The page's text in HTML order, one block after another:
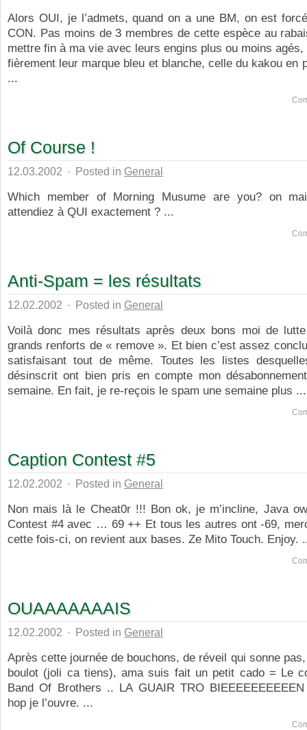
Alors OUI, je l’admets, quand on a une BM, on est
CON. Pas moins de 3 membres de cette espèce au
mettre fin à ma vie avec leurs engins plus ou moins
fièrement leur marque bleu et blanche, celle du kakou en
...
Of Course !
12.03.2002 · Posted in General
Which member of Morning Musume are you? on
attendiez à QUI exactement ? ...
Anti-Spam = les résultats
12.02.2002 · Posted in General
Voilà donc mes résultats après deux bons moi de
grands renforts de « remove ». Et bien c’est assez
satisfaisant tout de même. Toutes les listes
désinscrit ont bien pris en compte mon
semaine. En fait, je re-reçois le spam une semaine plus ...
Caption Contest #5
12.02.2002 · Posted in General
Non mais là le Cheat0r !!! Bon ok, je m’incline, Java
Contest #4 avec … 69 ++ Et tous les autres ont -69,
cette fois-ci, on revient aux bases. Ze Mito Touch. Enjoy.
OUAAAAAAAIS
12.02.2002 · Posted in General
Après cette journée de bouchons, de réveil qui sonne
boulot (joli ca tiens), ama suis fait un petit cado = Le
Band Of Brothers .. LA GUAIR TRO
hop je l’ouvre. ...